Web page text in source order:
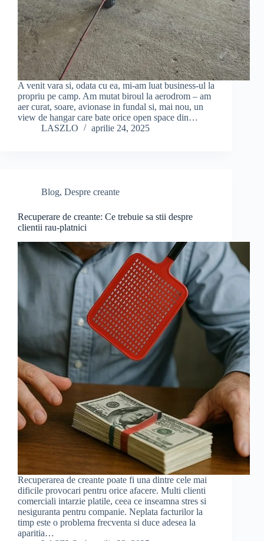
A venit vara si, odata cu ea, mi-am luat business-ul la
propriu pe camp. Am mutat biroul la aerodrom – am
aer curat, soare, avionase in fundal si, mai nou, un
view de hangar care bate orice open space din…
LASZLO
aprilie 24, 2025
Blog, Despre creante
Recuperare de creante: Ce trebuie sa stii despre
clientii rau-platnici
Recuperarea de creante poate fi una dintre cele mai
dificile provocari pentru orice afacere. Multi clienti
comerciali intarzie platile, ceea ce inseamna stres si
nesiguranta pentru companie. Neplata facturilor la
timp este o problema frecventa si duce adesea la
aparitia…